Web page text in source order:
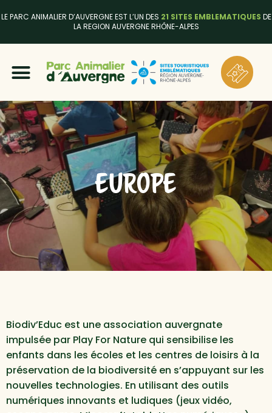
LE PARC ANIMALIER D’AUVERGNE EST L’UN DES 21 SITES EMBLEMATIQUES DE
LA REGION AUVERGNE RHÔNE-ALPES
EUROPE
Biodiv’Educ est une association auvergnate
impulsée par Play For Nature qui sensibilise les
enfants dans les écoles et les centres de loisirs à la
préservation de la biodiversité en s’appuyant sur les
nouvelles technologies. En utilisant des outils
numériques innovants et ludiques (jeux vidéo,